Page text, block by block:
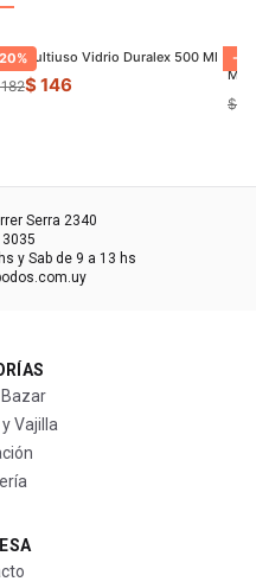
20%Multiuso Vidrio Duralex 500 Ml
$ 146
-
Ml
$
Serra 2340
y Sab de 9 a 13 hs
Vajilla